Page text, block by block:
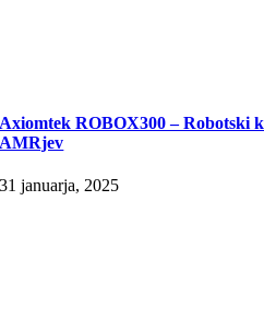
Axiomtek ROBOX300 – Robotski
AMRjev
31 januarja, 2025